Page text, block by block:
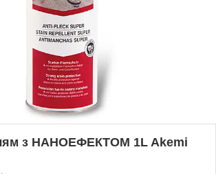
з НАНОЕФЕКТОМ 1L Akemi